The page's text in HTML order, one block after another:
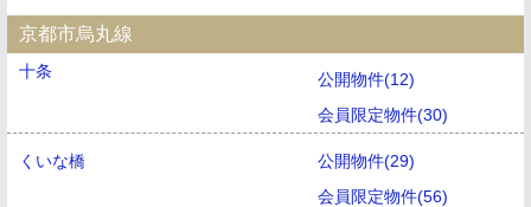
京都市烏丸線
十条
公開物件(12)
会員限定物件(30)
くいな橋
公開物件(29)
会員限定物件(56)